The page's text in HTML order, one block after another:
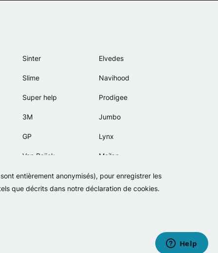
entièrement anonymisés), pour enregistrer les
que décrits dans notre déclaration de cookies.
Sinter
Slime
Super help
3M
GP
Van Beijck
Bellelli
Elvedes
Navihood
Prodigee
Jumbo
Lynx
Meilan
Motip
Conditions générales